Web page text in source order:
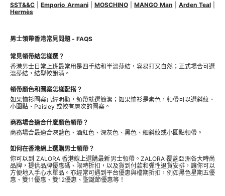
SST&&C |Emporio Armani| MOSCHINO|MANGO Man Arden Teal|
Hermès
男士領帶香港常見問題 - FAQS
常見領帶結怎樣選？
香港男士日常上班最常用是四手結和半溫莎結，容易打又自然；正式場合可選
溫莎結，結型較飽滿。
領帶顏色和圖案怎樣配搭？
如果恤衫圖案已經明顯，領帶就選簡潔；如果恤衫是素色，領帶可以選斜紋、
小圓點、Paisley 或較有層次的圖案。
商務場合適合什麼顏色領帶？
商務場合最適合深藍色、酒紅色、深灰色、黑色、細斜紋或小圓點領帶。
如何在香港網上選購男士領帶？
你可以到 ZALORA 香港線上選購最新男士領帶。ZALORA 覆蓋亞洲各大時尚
品牌，提供品牌優惠碼、限時折扣，以及貨到付款和彈性退貨安排，讓你可以
方便地入手心水單品。亦經常可遇到平台優惠與檔期折扣，例如黑色星期五優
惠、雙11優惠、雙12優惠、聖誕節優惠等！